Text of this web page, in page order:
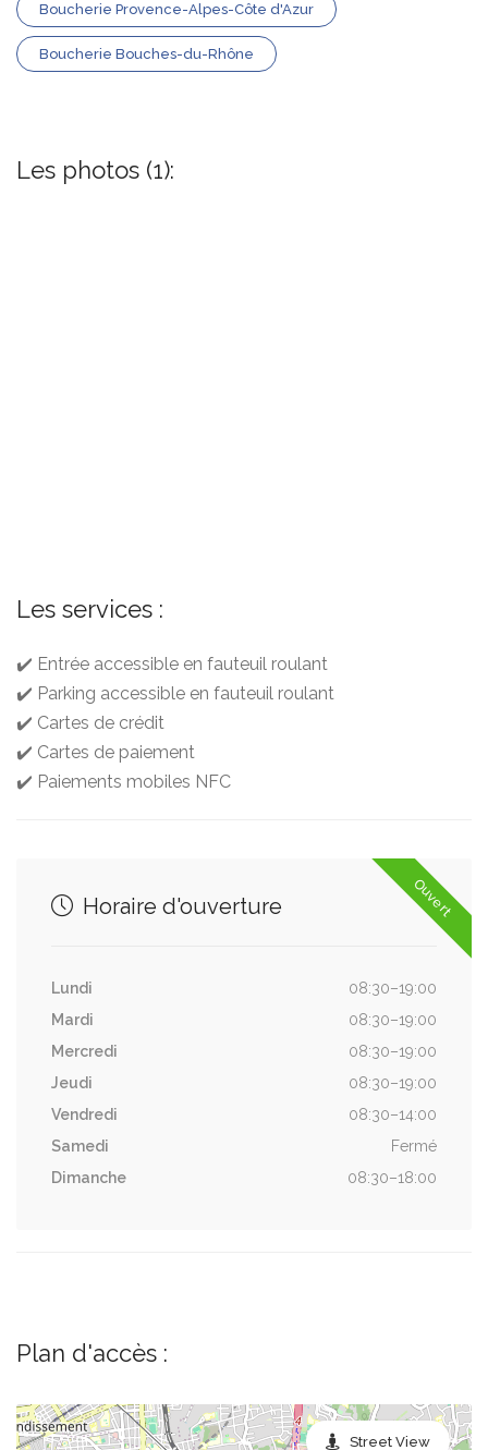
Boucherie Provence-Alpes-Côte d'Azur
Boucherie Bouches-du-Rhône
Les photos (1):
Les services :
✔️ Entrée accessible en fauteuil roulant
✔️ Parking accessible en fauteuil roulant
✔️ Cartes de crédit
✔️ Cartes de paiement
✔️ Paiements mobiles NFC
Ouvert
Horaire d'ouverture
Lundi
08:30–19:00
Mardi
08:30–19:00
Mercredi
08:30–19:00
Jeudi
08:30–19:00
Vendredi
08:30–14:00
Samedi
Fermé
Dimanche
08:30–18:00
Plan d'accès :
Street View